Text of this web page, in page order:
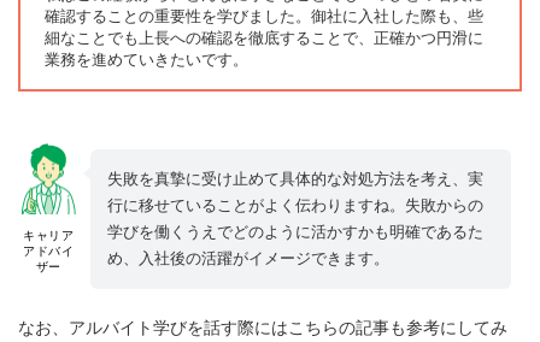
確認することの重要性を学びました。御社に入社した際も、些
細なことでも上長への確認を徹底することで、正確かつ円滑に
業務を進めていきたいです。
キャリア
アドバイ
ザー
失敗を真摯に受け止めて具体的な対処方法を考え、実
行に移せていることがよく伝わりますね。失敗からの
学びを働くうえでどのように活かすかも明確であるた
め、入社後の活躍がイメージできます。
なお、アルバイト学びを話す際にはこちらの記事も参考にしてみ